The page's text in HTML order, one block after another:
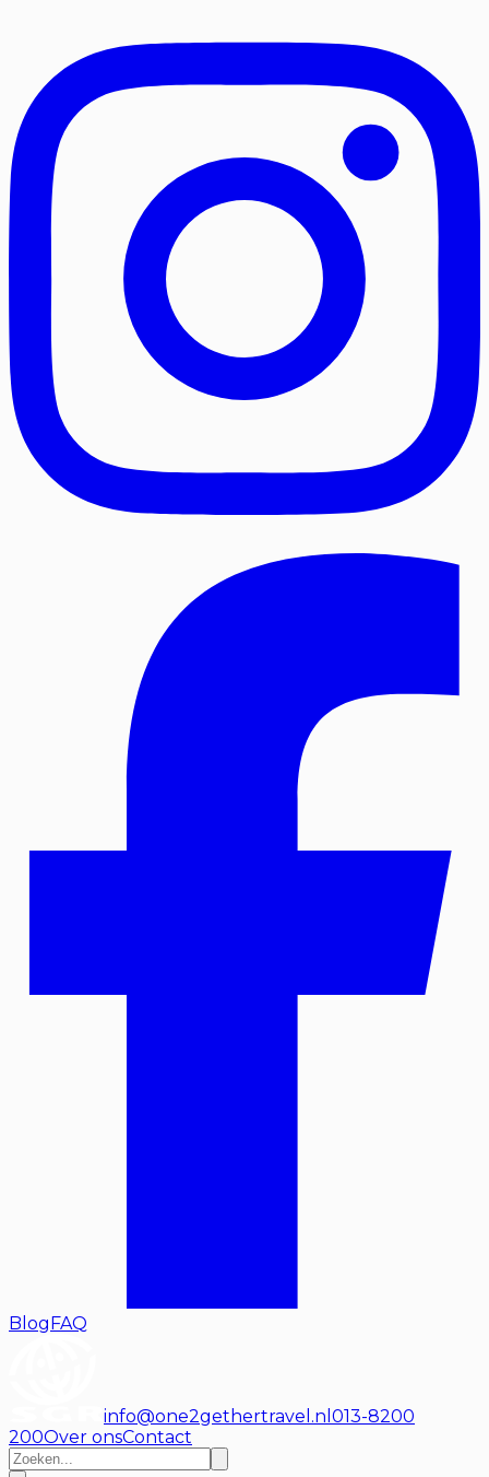
BlogFAQ
info@one2gethertravel.nl 013-8200
200Over onsContact